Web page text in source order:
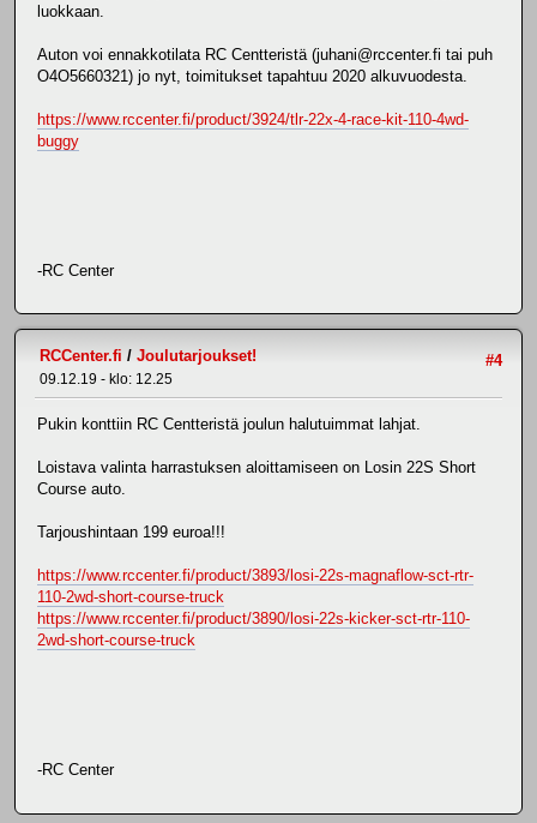
luokkaan.
Auton voi ennakkotilata RC Centteristä (juhani@rccenter.fi tai puh
O4O5660321) jo nyt, toimitukset tapahtuu 2020 alkuvuodesta.
https://www.rccenter.fi/product/3924/tlr-22x-4-race-kit-110-4wd-
buggy
-RC Center
#4
RCCenter.fi / Joulutarjoukset!
09.12.19 - klo: 12.25
Pukin konttiin RC Centteristä joulun halutuimmat lahjat.
Loistava valinta harrastuksen aloittamiseen on Losin 22S Short
Course auto.
Tarjoushintaan 199 euroa!!!
https://www.rccenter.fi/product/3893/losi-22s-magnaflow-sct-rtr-
110-2wd-short-course-truck
https://www.rccenter.fi/product/3890/losi-22s-kicker-sct-rtr-110-
2wd-short-course-truck
-RC Center